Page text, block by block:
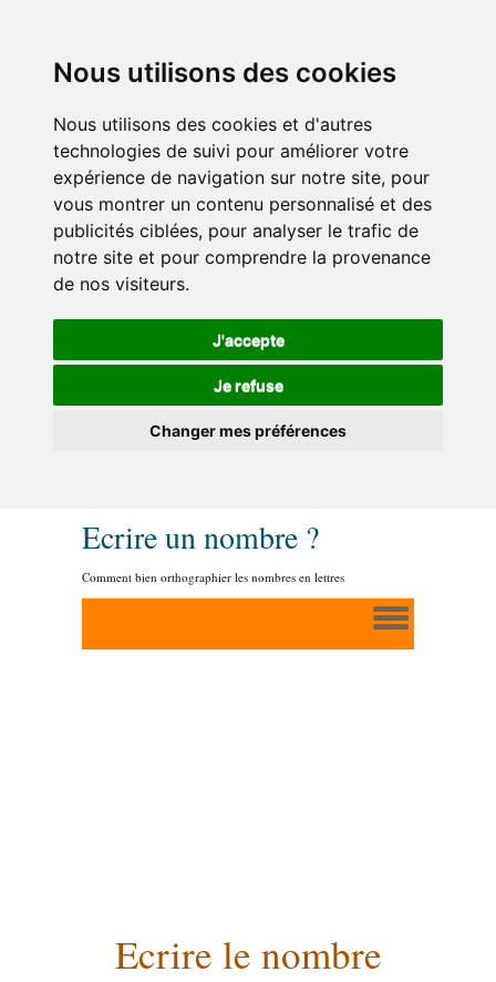
Nous utilisons des cookies
Nous utilisons des cookies et d'autres
technologies de suivi pour améliorer votre
expérience de navigation sur notre site, pour
vous montrer un contenu personnalisé et des
publicités ciblées, pour analyser le trafic de
notre site et pour comprendre la provenance
de nos visiteurs.
J'accepte
Je refuse
Changer mes préférences
Ecrire un nombre ?
Comment bien orthographier les nombres en lettres
Ecrire le nombre